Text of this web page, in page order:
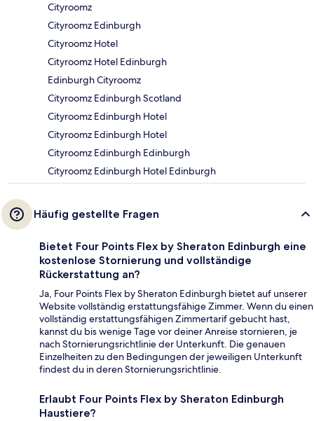
Cityroomz
Cityroomz Edinburgh
Cityroomz Hotel
Cityroomz Hotel Edinburgh
Edinburgh Cityroomz
Cityroomz Edinburgh Scotland
Cityroomz Edinburgh Hotel
Cityroomz Edinburgh Hotel
Cityroomz Edinburgh Edinburgh
Cityroomz Edinburgh Hotel Edinburgh
Häufig gestellte Fragen
Bietet Four Points Flex by Sheraton Edinburgh eine
kostenlose Stornierung und vollständige
Rückerstattung an?
Ja, Four Points Flex by Sheraton Edinburgh bietet auf unserer
Website vollständig erstattungsfähige Zimmer. Wenn du einen
vollständig erstattungsfähigen Zimmertarif gebucht hast,
kannst du bis wenige Tage vor deiner Anreise stornieren, je
nach Stornierungsrichtlinie der Unterkunft. Die genauen
Einzelheiten zu den Bedingungen der jeweiligen Unterkunft
findest du in deren Stornierungsrichtlinie.
Erlaubt Four Points Flex by Sheraton Edinburgh
Haustiere?